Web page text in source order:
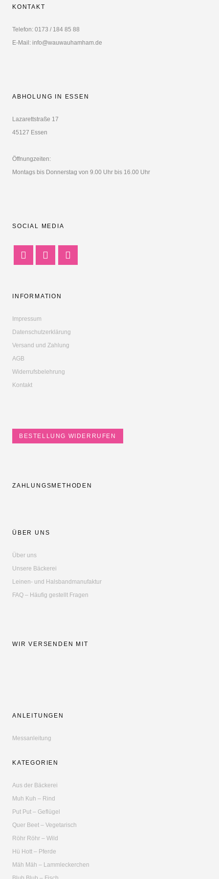
KONTAKT
Telefon: 0173 / 184 85 88
E-Mail: info@wauwauhamham.de
ABHOLUNG IN ESSEN
Lazarettstraße 17
45127 Essen
Öffnungzeiten:
Montags bis Donnerstag von 9.00 Uhr bis 16.00 Uhr
SOCIAL MEDIA
INFORMATION
Impressum
Datenschutzerklärung
Versand und Zahlung
AGB
Widerrufsbelehrung
Kontakt
BESTELLUNG WIDERRUFEN
ZAHLUNGSMETHODEN
ÜBER UNS
Über uns
Unsere Bäckerei
Leinen- und Halsbandmanufaktur
FAQ – Häufig gestellt Fragen
WIR VERSENDEN MIT
ANLEITUNGEN
Messanleitung
KATEGORIEN
Aus der Bäckerei
Muh Kuh – Rind
Put Put – Geflügel
Quer Beet – Vegetarisch
Röhr Röhr – Wild
Hü Hott – Pferde
Mäh Mäh – Lammleckerchen